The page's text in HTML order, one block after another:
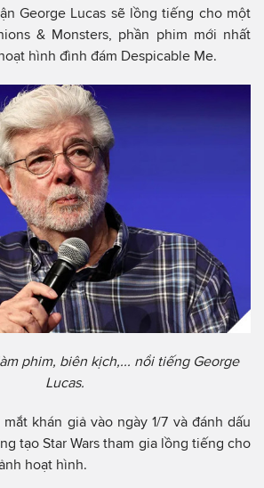
George Lucas sẽ lồng tiếng cho một
& Monsters, phần phim mới nhất
hình đình đám Despicable Me.
phim, biên kịch,... nổi tiếng George
Lucas.
khán giả vào ngày 1/7 và đánh dấu
tạo Star Wars tham gia lồng tiếng cho
hoạt hình.